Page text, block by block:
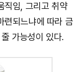
직임, 그리고 취약
련되느냐에 따라 금
가능성이 있다.